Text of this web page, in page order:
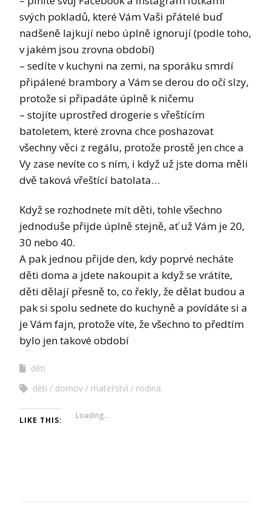
svých pokladů, které Vám Vaši přátelé buď
nadšeně lajkují nebo úplně ignorují (podle toho,
v jakém jsou zrovna období)
– sedíte v kuchyni na zemi, na sporáku smrdí
připálené brambory a Vám se derou do očí slzy,
protože si připadáte úplně k ničemu
– stojíte uprostřed drogerie s vřeštícím
batoletem, které zrovna chce poshazovat
všechny věci z regálu, protože prostě jen chce a
Vy zase nevíte co s ním, i když už jste doma měli
dvě taková vřeštící batolata…
Když se rozhodnete mít děti, tohle všechno
jednoduše přijde úplně stejně, ať už Vám je 20,
30 nebo 40.
A pak jednou přijde den, kdy poprvé necháte
děti doma a jdete nakoupit a když se vrátíte,
děti dělají přesně to, co řekly, že dělat budou a
pak si spolu sednete do kuchyně a povídáte si a
je Vám fajn, protože víte, že všechno to předtím
bylo jen takové období
děti
děti
domov mateřství rodina
LIKE THIS: Loading...